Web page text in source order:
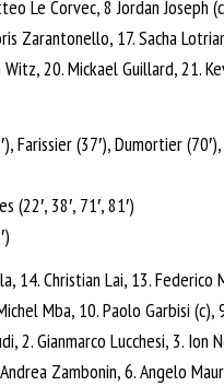
Le Corvec, 8 Jordan Joseph
Zarantonello, 17. Sacha
20. Mickael Guillard, 21.
Farissier (37′), Dumortier (70′),
38′, 71′, 81′)
14. Christian Lai, 13. Federico
Mba, 10. Paolo Garbisi (c),
2. Gianmarco Lucchesi, 3. Ion
Zambonin, 6. Angelo